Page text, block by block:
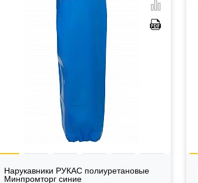
Нарукавники РУКАС полиуретановые
Минпромторг синие